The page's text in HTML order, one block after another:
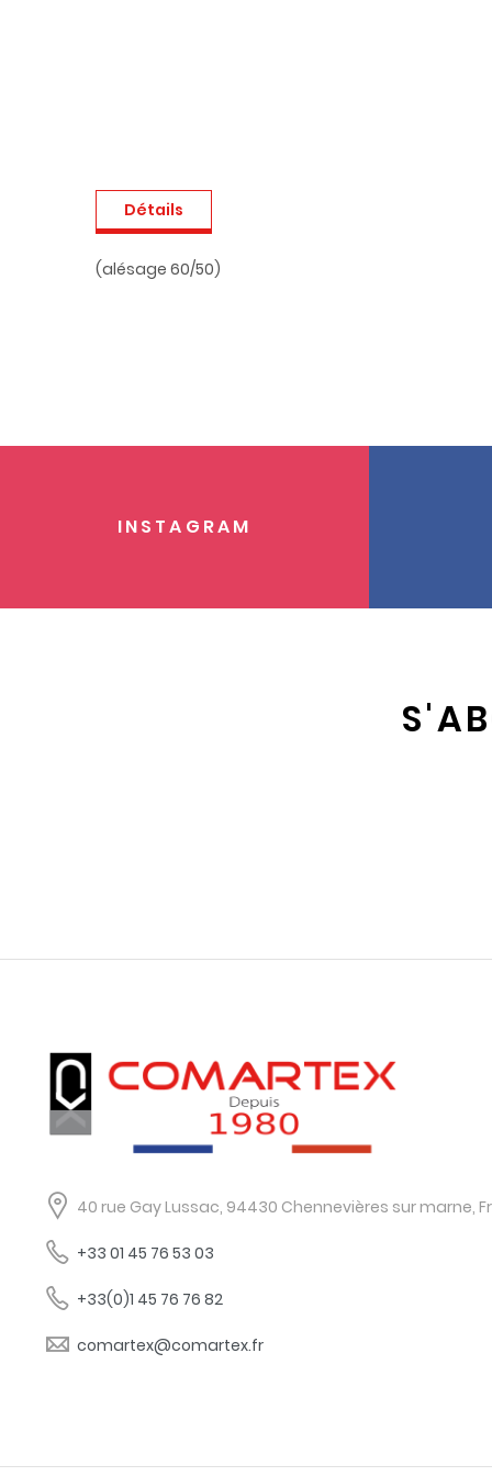
Détails
(alésage 60/50)
INSTAGRAM
40 rue Gay Lussac, 94430 Chennevières sur marne,
+33 01 45 76 53 03
+33(0)1 45 76 76 82
comartex@comartex.fr